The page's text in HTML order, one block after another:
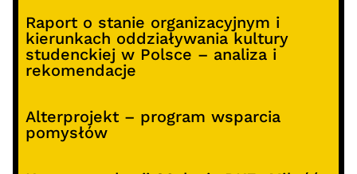
Raport o stanie organizacyjnym i
kierunkach oddziaływania kultury
studenckiej w Polsce – analiza i
rekomendacje
Alterprojekt – program wsparcia
pomysłów